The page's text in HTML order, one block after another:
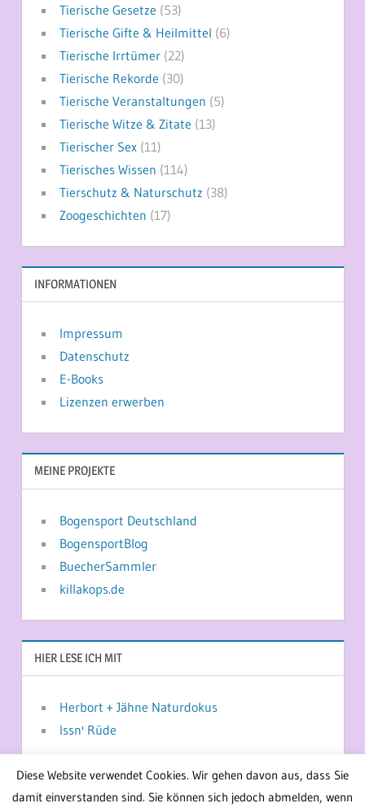
Tierische Gesetze (53)
Tierische Gifte & Heilmittel (6)
Tierische Irrtümer(22)
Tierische Rekorde (30)
Tierische Veranstaltungen (5)
Tierische Witze & Zitate (13)
Tierischer Sex(11)
Tierisches Wissen (114)
Tierschutz & Naturschutz (38)
Zoogeschichten (17)
INFORMATIONEN
Impressum
Datenschutz
E-Books
Lizenzen erwerben
MEINE PROJEKTE
Bogensport Deutschland
BogensportBlog
BuecherSammler
killakops.de
HIER LESE ICH MIT
Herbort + Jähne Naturdokus
Issn' Rüde
Diese Website verwendet Cookies. Wir gehen davon aus, dass Sie
damit einverstanden sind. Sie können sich jedoch abmelden, wenn